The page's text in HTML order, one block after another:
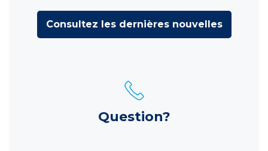
Consultez les dernières nouvelles
Question?